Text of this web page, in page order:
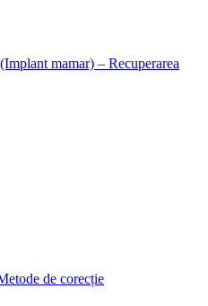
mamar) – Recuperarea
de corecție